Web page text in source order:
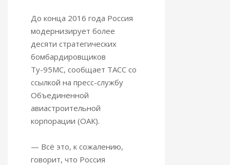
До конца 2016 года Россия
модернизирует более
десяти стратегических
бомбардировщиков
Ту-95МС, сообщает ТАСС со
ссылкой на пресс-службу
Объединенной
авиастроительной
корпорации (ОАК).
— Всё это, к сожалению,
говорит, что Россия